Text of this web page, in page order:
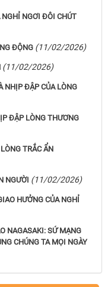
NGƠI ĐÔI CHÚT
ĐỘNG (11/02/2026)
(11/02/2026)
NHỊP ĐẬP CỦA LÒNG
ĐẬP LÒNG THƯƠNG
TRẮC ẨN
NGƯỜI (11/02/2026)
HƯỞNG CỦA NGHỈ
NAGASAKI: SỨ MẠNG
CHÚNG TA MỌI NGÀY